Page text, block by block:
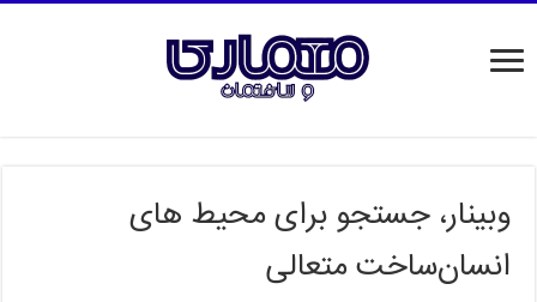
وبینار، جستجو برای محیط های
انسان‌ساخت متعالی